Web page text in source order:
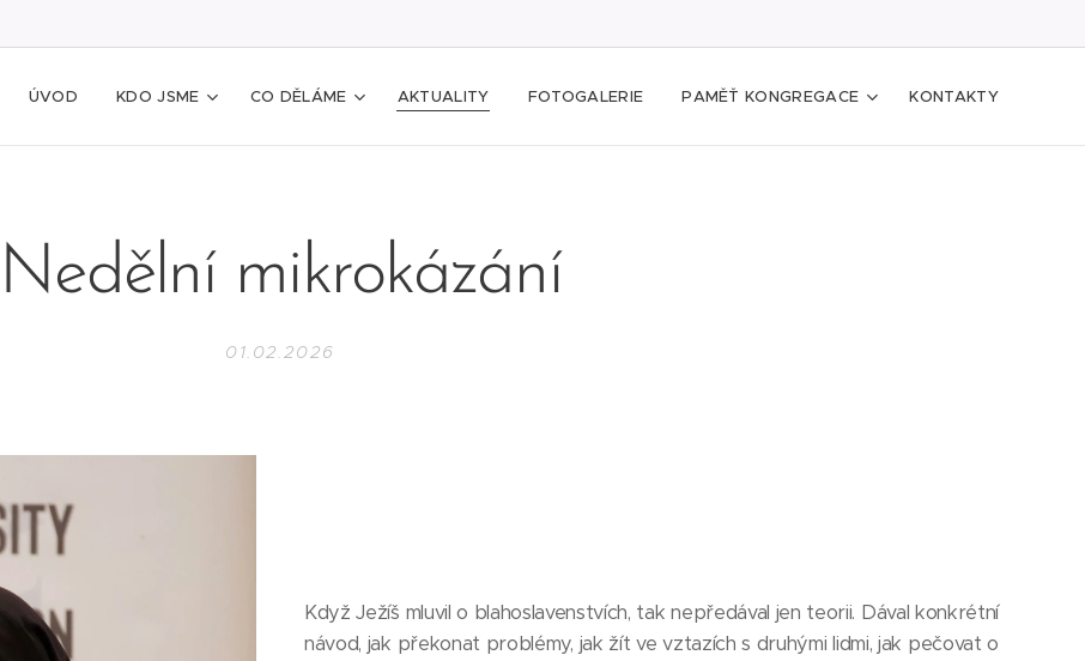
ÚVOD KDO JSME CO DĚLÁME AKTUALITY FOTOGALERIE PAMĚŤ KONGREGACE KONTAKTY
Nedělní mikrokázání
01.02.2026
Když Ježíš mluvil o blahoslavenstvích, tak nepředával jen teorii. Dával konkrétní
návod, jak překonat problémy, jak žít ve vztazích s druhými lidmi, jak pečovat o